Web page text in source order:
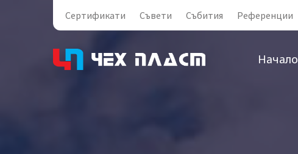
Сертификати Съвети Събития Референции
Начало